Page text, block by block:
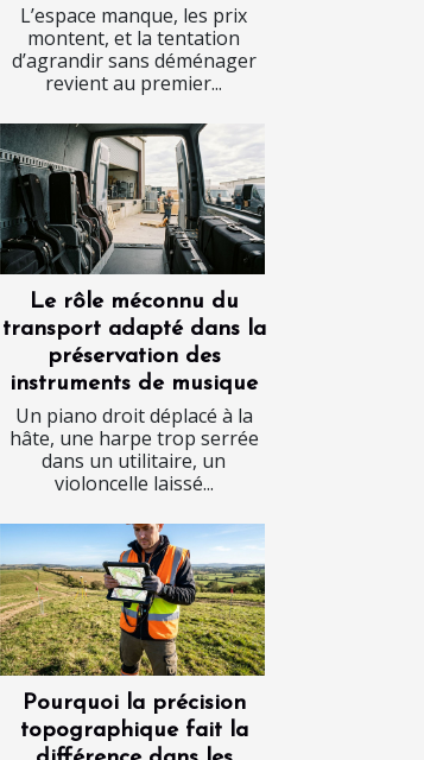
L’espace manque, les prix
montent, et la tentation
d’agrandir sans déménager
revient au premier...
Le rôle méconnu du
transport adapté dans la
préservation des
instruments de musique
Un piano droit déplacé à la
hâte, une harpe trop serrée
dans un utilitaire, un
violoncelle laissé...
Pourquoi la précision
topographique fait la